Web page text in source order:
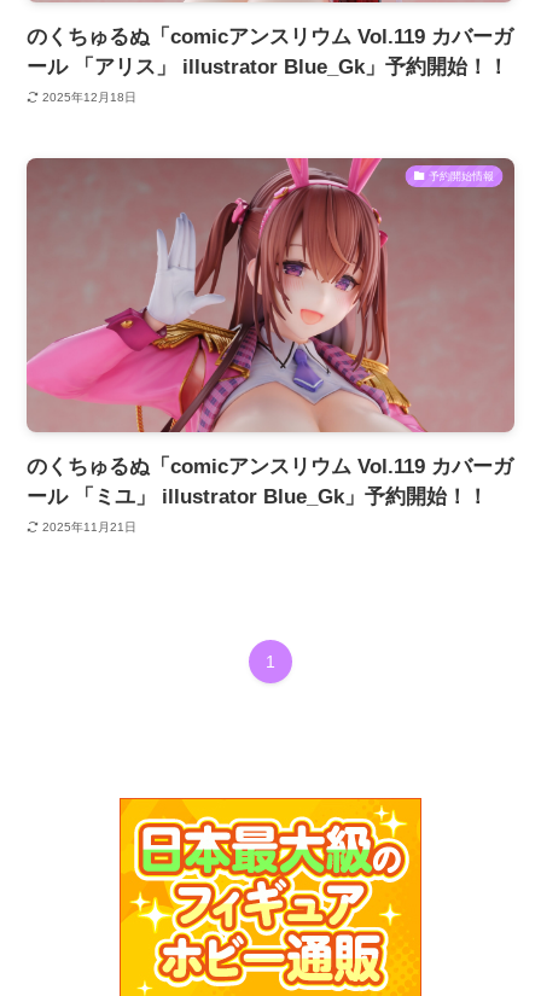
のくちゅるぬ「comicアンスリウム Vol.119 カバーガ
ール 「アリス」 illustrator Blue_Gk」予約開始！！
2025年12月18日
予約開始情報
のくちゅるぬ「comicアンスリウム Vol.119 カバーガ
ール 「ミユ」 illustrator Blue_Gk」予約開始！！
2025年11月21日
1